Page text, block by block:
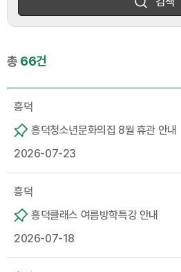
총 66건
흥덕
흥덕청소년문화의집 8월 휴관 안내
2026-07-23
흥덕
흥덕클래스 여름방학특강 안내
2026-07-18